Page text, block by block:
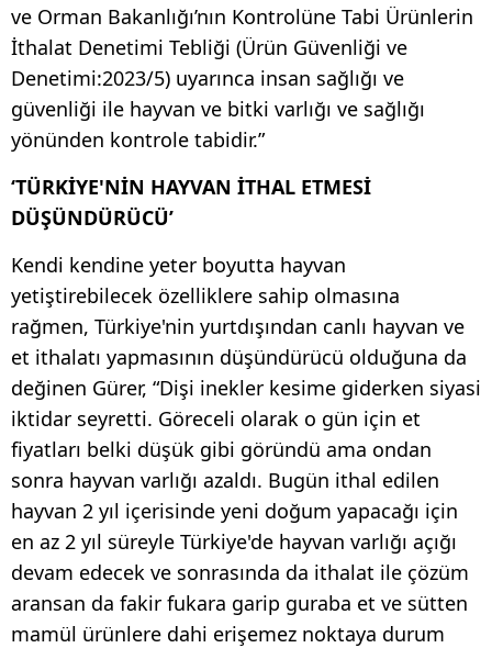
ve Orman Bakanlığı’nın Kontrolüne Tabi Ürünlerin
İthalat Denetimi Tebliği (Ürün Güvenliği ve
Denetimi:2023/5) uyarınca insan sağlığı ve
güvenliği ile hayvan ve bitki varlığı ve sağlığı
yönünden kontrole tabidir.”
‘TÜRKİYE'NİN HAYVAN İTHAL ETMESİ
DÜŞÜNDÜRÜCÜ’
Kendi kendine yeter boyutta hayvan
yetiştirebilecek özelliklere sahip olmasına
rağmen, Türkiye'nin yurtdışından canlı hayvan ve
et ithalatı yapmasının düşündürücü olduğuna da
değinen Gürer, “Dişi inekler kesime giderken siyasi
iktidar seyretti. Göreceli olarak o gün için et
fiyatları belki düşük gibi göründü ama ondan
sonra hayvan varlığı azaldı. Bugün ithal edilen
hayvan 2 yıl içerisinde yeni doğum yapacağı için
en az 2 yıl süreyle Türkiye'de hayvan varlığı açığı
devam edecek ve sonrasında da ithalat ile çözüm
aransan da fakir fukara garip guraba et ve sütten
mamül ürünlere dahi erişemez noktaya durum